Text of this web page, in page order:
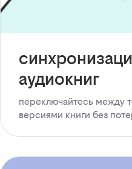
аудиокниг
переключайтесь между
версиями книги без